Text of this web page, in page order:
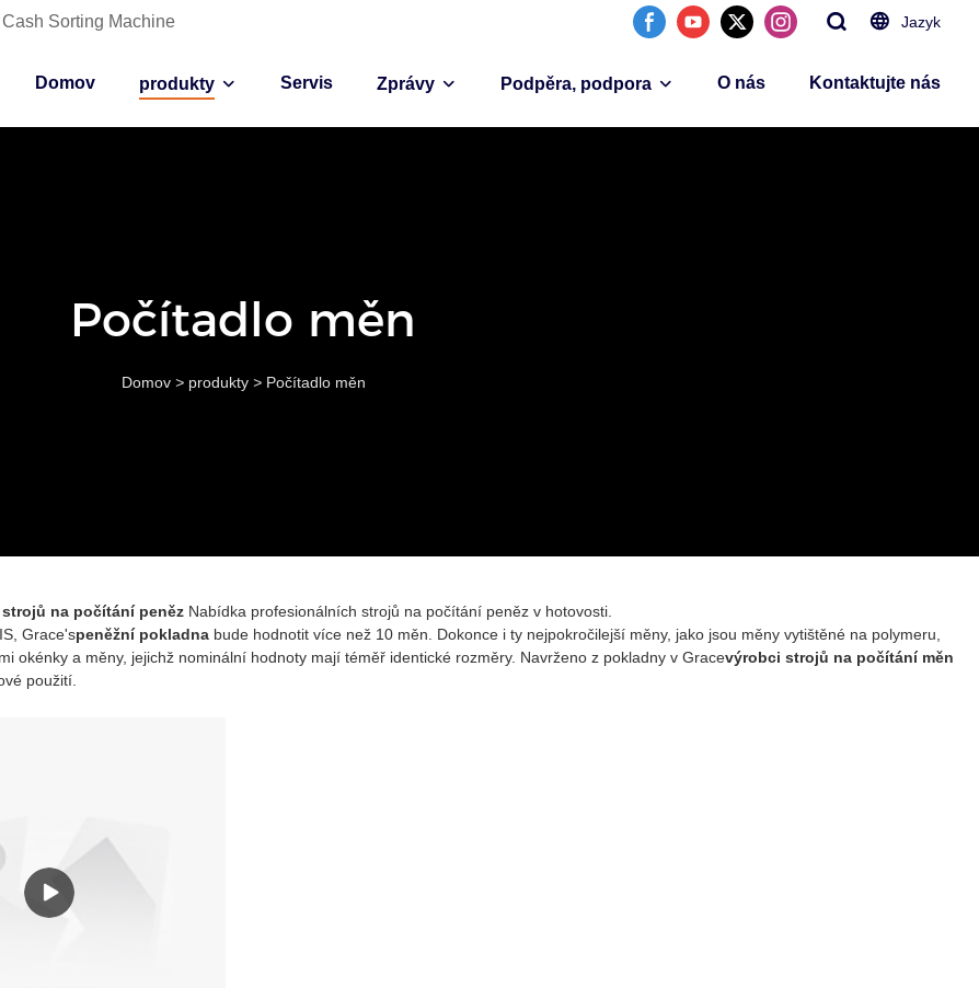
Sorting Machine Jazyk
Domov produkty Servis Zprávy Podpěra, podpora O nás Kontaktujte nás
Počítadlo měn
Domov > produkty > Počítadlo měn
na počítání peněz Nabídka profesionálních strojů na počítání peněz v hotovosti.
Grace'speněžní pokladna bude hodnotit více než 10 měn. Dokonce i ty nejpokročilejší měny, jako jsou měny vytištěné na polymeru,
okénky a měny, jejichž nominální hodnoty mají téměř identické rozměry. Navrženo z pokladny v Gracevýrobci strojů na počítání měn
použití.